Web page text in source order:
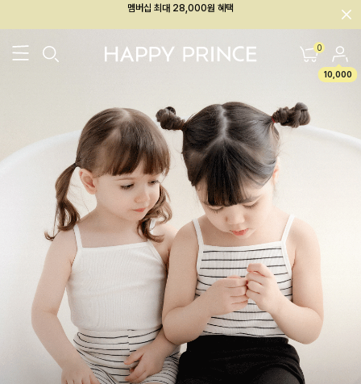
회원전용 아울렛, 가입하면 ~60% 할인!
0
10,000